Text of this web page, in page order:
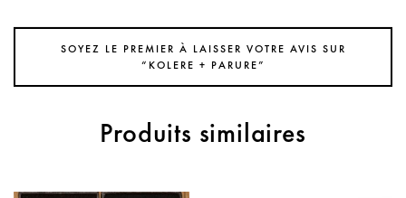
SOYEZ LE PREMIER À LAISSER VOTRE AVIS SUR
“KOLERE + PARURE”
Produits similaires